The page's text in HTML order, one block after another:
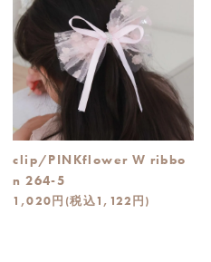
clip/PINKflower W ribbo
n 264-5
1,020円(税込1,122円)